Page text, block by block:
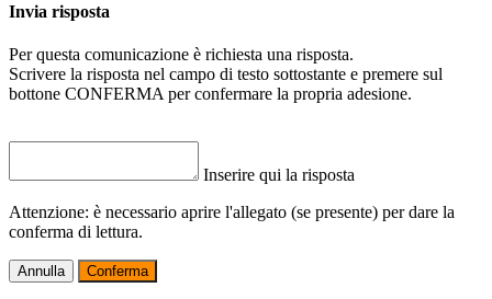
Invia risposta
Per questa comunicazione è richiesta una risposta.
Scrivere la risposta nel campo di testo sottostante e premere sul
bottone CONFERMA per confermare la propria adesione.
Inserire qui la risposta
Attenzione: è necessario aprire l'allegato (se presente) per dare la
conferma di lettura.
Annulla Conferma